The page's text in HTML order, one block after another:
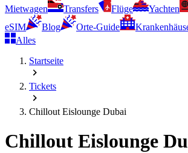
Mietwagen
Transfers Flüge Yachten
eSIM
Blog Orte-Guide
Alles
Startseite
Tickets
Chillout Eislounge Dubai
Chillout Eislounge